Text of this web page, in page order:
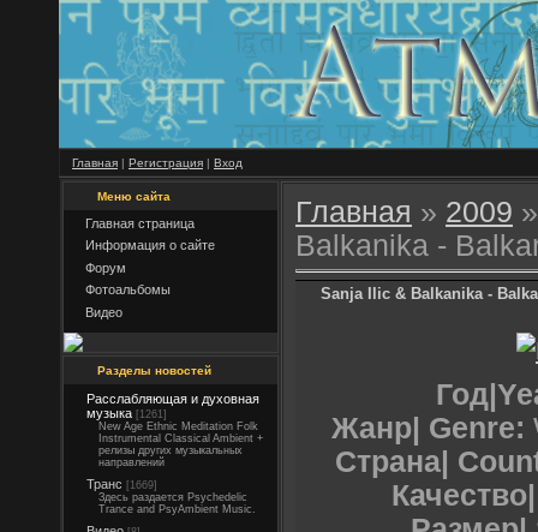
Главная | Регистрация | Вход
Меню сайта
Главная страница
Информация о сайте
Форум
Фотоальбомы
Видео
Разделы новостей
Расслабляющая и духовная
музыка [1261]
New Age Ethnic Meditation Folk
Instrumental Classical Ambient +
релизы других музыкальных
направлений
Транс [1669]
Здесь раздается Psychedelic
Trance and PsyAmbient Music.
Главная » 2009 »
Balkanika -
Sanja Ilic & Balkanika -
Жанр| Genre:
Страна|